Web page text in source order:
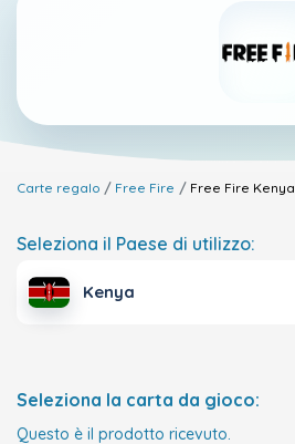
Carte regalo Free Fire Free Fire Kenya
Seleziona il Paese di utilizzo:
Kenya
Seleziona la carta da gioco:
Questo è il prodotto ricevuto.